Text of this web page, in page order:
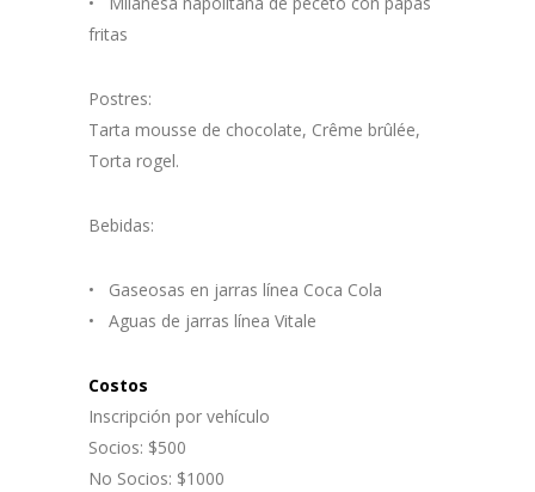
fritas
Postres:
Tarta mousse de chocolate, Crême brûlée,
Torta rogel.
Bebidas:
• Gaseosas en jarras línea Coca Cola
• Aguas de jarras línea Vitale
Costos
Inscripción por vehículo
Socios: $500
No Socios: $1000